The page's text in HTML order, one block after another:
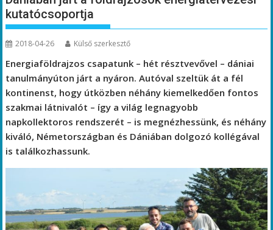
kutatócsoportja
2018-04-26 Külső szerkesztő
Energiaföldrajzos csapatunk – hét résztvevővel – dániai
tanulmányúton járt a nyáron. Autóval szeltük át a fél
kontinenst, hogy útközben néhány kiemelkedően fontos
szakmai látnivalót – így a világ legnagyobb
napkollektoros rendszerét – is megnézhessünk, és néhány
kiváló, Németországban és Dániában dolgozó kollégával
is találkozhassunk.